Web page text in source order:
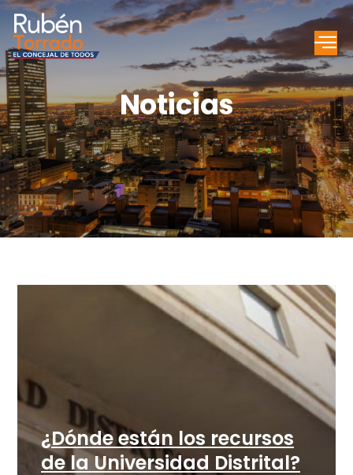
Noticias
¿Dónde están los recursos
de la Universidad Distrital?